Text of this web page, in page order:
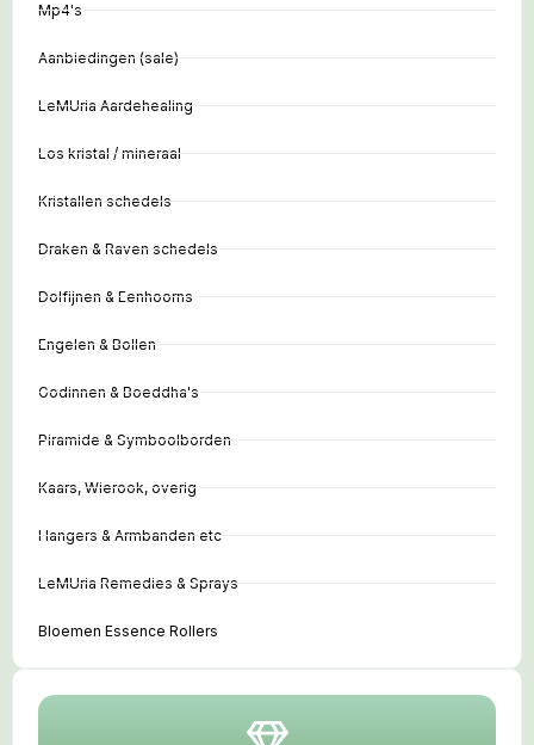
Mp4's
Aanbiedingen (sale)
LeMUria Aardehealing
Los kristal / mineraal
Kristallen schedels
Draken & Raven schedels
Dolfijnen & Eenhoorns
Engelen & Bollen
Godinnen & Boeddha's
Piramide & Symboolborden
Kaars, Wierook, overig
Hangers & Armbanden etc
LeMUria Remedies & Sprays
Bloemen Essence Rollers